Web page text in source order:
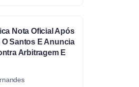
Nota Oficial Após
O Santos E Anuncia
Arbitragem E